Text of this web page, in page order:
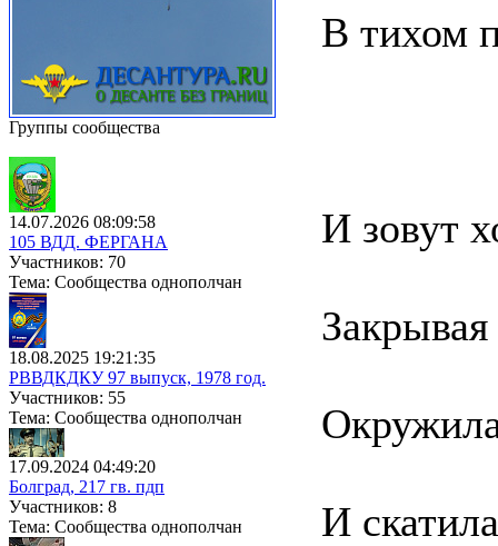
Группы сообщества
14.07.2026 08:09:58
105 ВДД. ФЕРГАНА
Участников: 70
Тема: Сообщества однополчан
18.08.2025 19:21:35
РВВДКДКУ 97 выпуск, 1978 год.
Участников: 55
Тема: Сообщества однополчан
17.09.2024 04:49:20
Болград, 217 гв. пдп
Участников: 8
Тема: Сообщества однополчан
В тихом
И зовут
Закрывая
И